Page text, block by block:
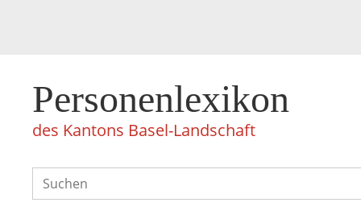
Personenlexikon
des Kantons Basel-Landschaft